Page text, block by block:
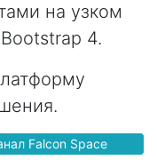
на узком
4.
Falcon Space